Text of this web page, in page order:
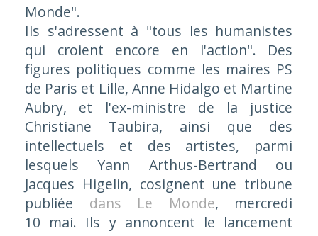
Monde".
Ils s'adressent à "tous les humanistes
qui croient encore en l'action". Des
figures politiques comme les maires PS
de Paris et Lille, Anne Hidalgo et Martine
Aubry, et l'ex-ministre de la justice
Christiane Taubira, ainsi que des
intellectuels et des artistes, parmi
lesquels Yann Arthus-Bertrand ou
Jacques Higelin, cosignent une tribune
publiée dans Le Monde, mercredi
10 mai. Ils y annoncent le lancement